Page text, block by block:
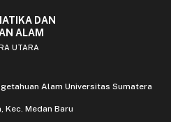
DAN
ALAM
UTARA
Alam Universitas Sumatera
Kec. Medan Baru